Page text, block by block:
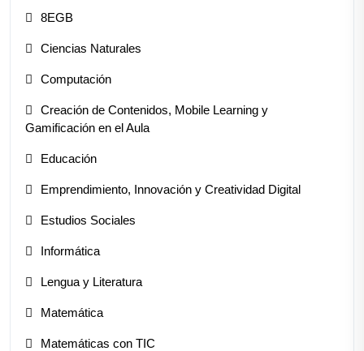
8EGB
Ciencias Naturales
Computación
Creación de Contenidos, Mobile Learning y
Gamificación en el Aula
Educación
Emprendimiento, Innovación y Creatividad Digital
Estudios Sociales
Informática
Lengua y Literatura
Matemática
Matemáticas con TIC